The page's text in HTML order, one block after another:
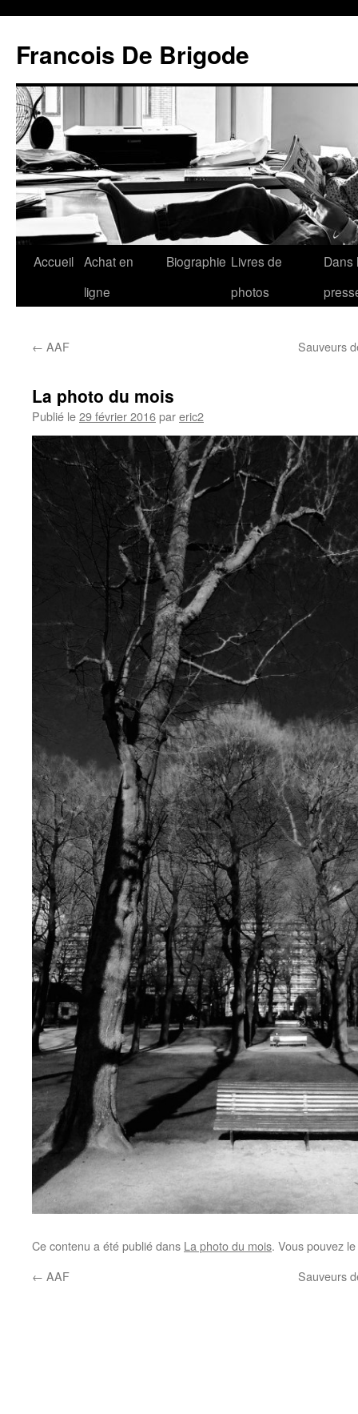
Francois De Brigode
Accueil Achat en
ligne
Biographie Livres de
photos
Dans
← AAF Sauveurs
La photo du mois
Publié le29 février 2016pareric2
Ce contenu a été publié dans La photo du mois. Vous pouvez
← AAF Sauveurs